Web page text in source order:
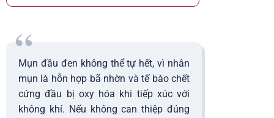
“
Mụn đầu đen không thể tự hết, vì nhân
mụn là hỗn hợp bã nhờn và tế bào chết
cứng đầu bị oxy hóa khi tiếp xúc với
không khí. Nếu không can thiệp đúng